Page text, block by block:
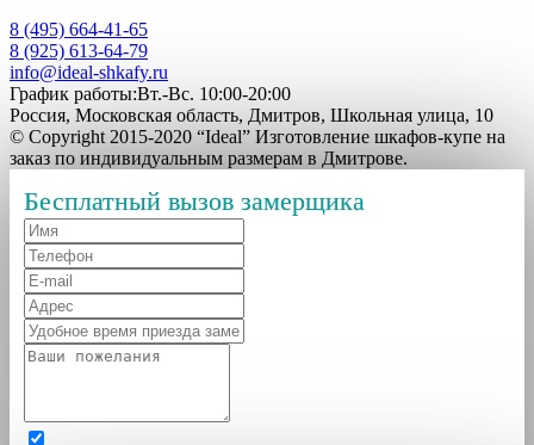
8 (495) 664-41-65
8 (925) 613-64-79
info@ideal-shkafy.ru
График работы:Вт.-Вс. 10:00-20:00
Россия, Московская область, Дмитров, Школьная улица, 10
© Copyright 2015-2020 “Ideal” Изготовление шкафов-купе на
заказ по индивидуальным размерам в Дмитрове.
Бесплатный вызов замерщика